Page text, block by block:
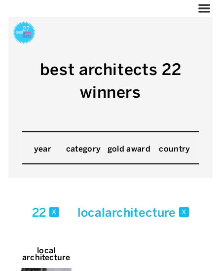
best architects 22
winners
year category gold award country
22 x localarchitecture x
local
architecture